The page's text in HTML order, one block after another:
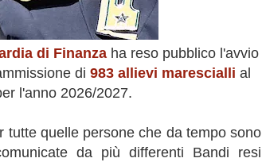
di Finanzaha reso pubblico l'avvio
di 983 allievi marescialli al
l'anno 2026/2027.
tutte quelle persone che da tempo sono
da più differenti Bandi resi